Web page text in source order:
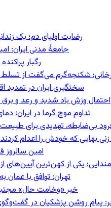
رضایت اولیای دم؛ یک
جامعهٔ مدنی ایران:
رگبار
شکنجه‌گرم می‌گفت از تسلط
سختگیری ایران در تمدید
احتمال وزش باد شدید و رعد و
تداوم موج گرما در ایران؛ دمای هوا در ۶استان
بی‌ضابطه، تهدیدی برای طبیعت
زنی بهایی که خودش را اعدام
35 امین
یکی از کهن‌ترین آیین‌های
تهران: توافق با
خبر «وخامت حال»